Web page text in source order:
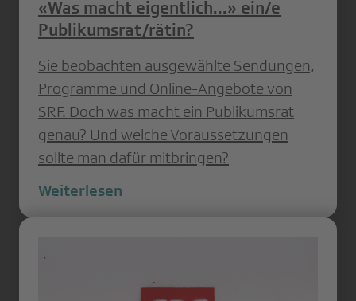
«Was macht eigentlich...» ein/e
Publikumsrat/rätin?
Sie beobachten ausgewählte Sendungen,
Programme und Online-Angebote von
SRF. Doch was macht ein Publikumsrat
genau? Und welche Voraussetzungen
sollte man dafür mitbringen?
Weiterlesen